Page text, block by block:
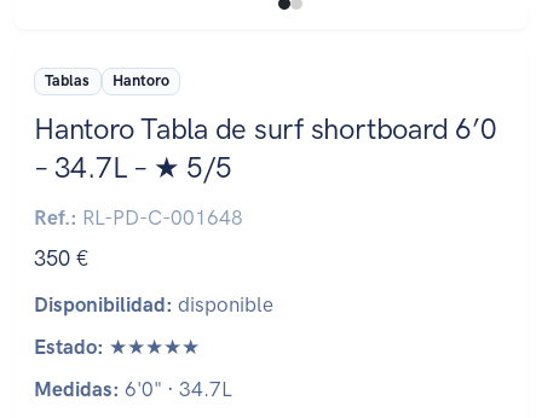
Tablas Hantoro
Hantoro Tabla de surf shortboard 6’0
– 34.7L – ★ 5/5
Ref.: RL-PD-C-001648
350 €
Disponibilidad: disponible
Estado: ★★★★★
Medidas: 6'0" · 34.7L